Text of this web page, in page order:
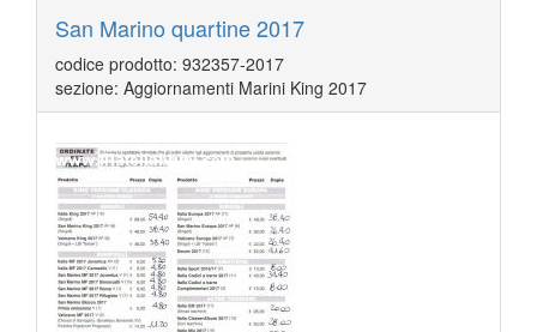
San Marino quartine 2017
codice prodotto: 932357-2017
sezione: Aggiornamenti Marini King 2017